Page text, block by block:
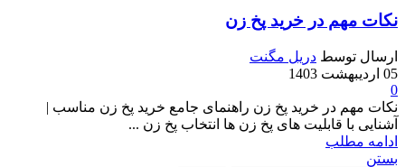
نکات مهم در خرید پخ زن
ارسال توسط دریل مگنت
05 اردیبهشت 1403
0
نکات مهم در خرید پخ زن راهنمای جامع خرید پخ زن مناسب |
آشنایی با قابلیت های پخ زن ها انتخاب پخ زن ...
ادامه مطلب
بستن